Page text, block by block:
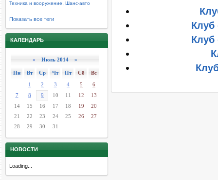
Техника и вооружение Шанс-авто
Показать все теги
КАЛЕНДАРЬ
« Июль 2014 »
Пн Вт Ср Чт Пт Сб
Вс
1
2 3 4 5
6
7
8 9 10 11 12
13
14
15 16 17 18 19
20
21
22 23 24 25 26
27
28
29 30 31
НОВОСТИ
Loading...
Клуб
Клуб